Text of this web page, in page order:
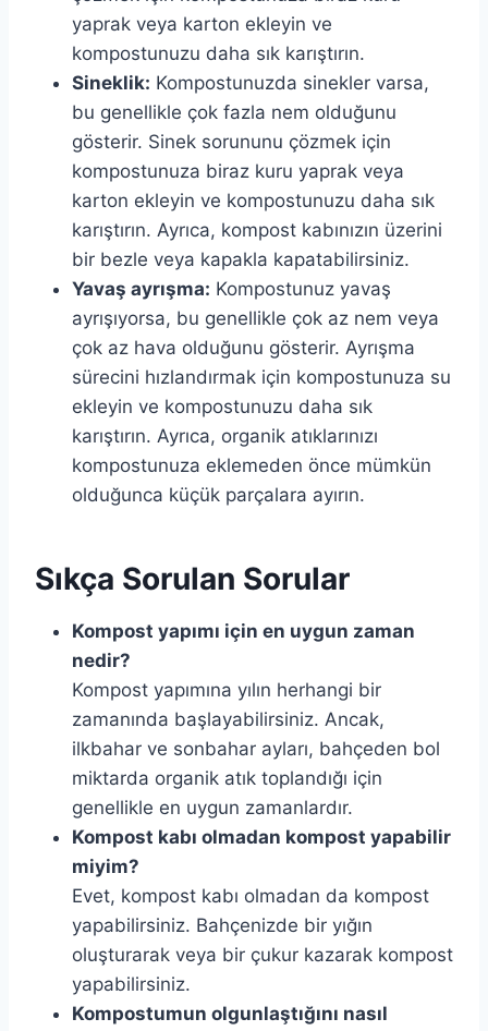
yaprak veya karton ekleyin ve
kompostunuzu daha sık karıştırın.
Sineklik: Kompostunuzda sinekler varsa,
bu genellikle çok fazla nem olduğunu
gösterir. Sinek sorununu çözmek için
kompostunuza biraz kuru yaprak veya
karton ekleyin ve kompostunuzu daha sık
karıştırın. Ayrıca, kompost kabınızın üzerini
bir bezle veya kapakla kapatabilirsiniz.
Yavaş ayrışma: Kompostunuz yavaş
ayrışıyorsa, bu genellikle çok az nem veya
çok az hava olduğunu gösterir. Ayrışma
sürecini hızlandırmak için kompostunuza su
ekleyin ve kompostunuzu daha sık
karıştırın. Ayrıca, organik atıklarınızı
kompostunuza eklemeden önce mümkün
olduğunca küçük parçalara ayırın.
Sıkça Sorulan Sorular
Kompost yapımı için en uygun zaman
nedir?
Kompost yapımına yılın herhangi bir
zamanında başlayabilirsiniz. Ancak,
ilkbahar ve sonbahar ayları, bahçeden bol
miktarda organik atık toplandığı için
genellikle en uygun zamanlardır.
Kompost kabı olmadan kompost yapabilir
miyim?
Evet, kompost kabı olmadan da kompost
yapabilirsiniz. Bahçenizde bir yığın
oluşturarak veya bir çukur kazarak kompost
yapabilirsiniz.
Kompostumun olgunlaştığını nasıl